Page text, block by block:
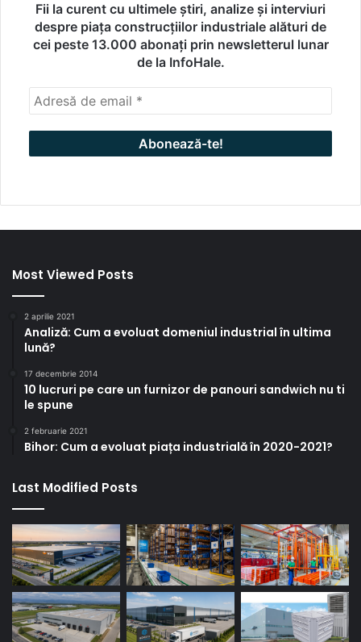
Fii la curent cu ultimele știri, analize și interviuri
despre piața construcțiilor industriale alături de
cei peste 13.000 abonați prin newsletterul lunar
de la InfoHale.
Most Viewed Posts
2 aprilie 2021
Analiză: Cum a evoluat domeniul industrial în ultima
lună?
17 decembrie 2014
10 lucruri pe care un furnizor de panouri sandwich nu ti
le spune
2 februarie 2021
Bihor: Cum a evoluat piața industrială în 2020-2021?
Last Modified Posts